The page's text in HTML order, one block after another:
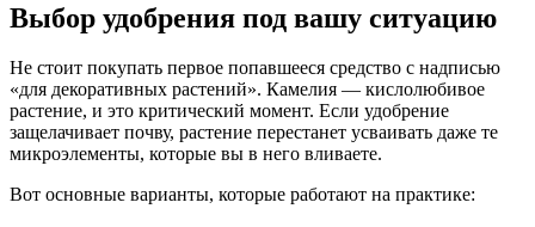
Выбор удобрения под вашу ситуацию
Не стоит покупать первое попавшееся средство с надписью
«для декоративных растений». Камелия — кислолюбивое
растение, и это критический момент. Если удобрение
защелачивает почву, растение перестанет усваивать даже те
микроэлементы, которые вы в него вливаете.
Вот основные варианты, которые работают на практике: